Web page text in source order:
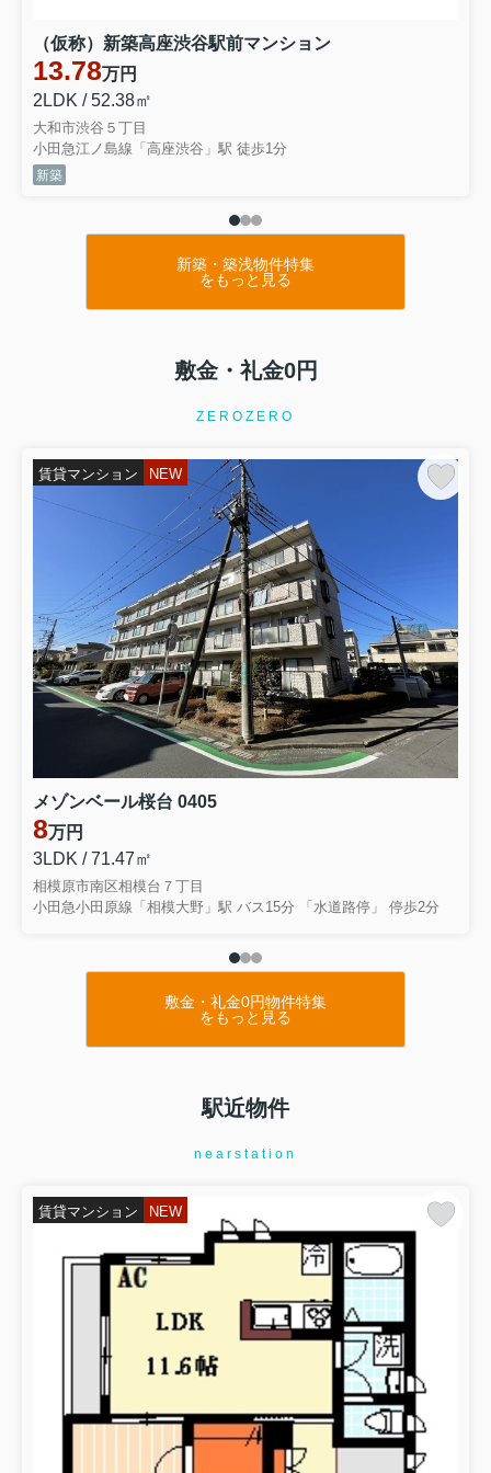
（仮称）新築高座渋谷駅前マンション
13.78万円
2LDK / 52.38㎡
大和市渋谷５丁目
小田急江ノ島線「高座渋谷」駅 徒歩1分
新築
新築・築浅物件特集
をもっと見る
敷金・礼金0円
ZEROZERO
賃貸マンション NEW
メゾンベール桜台 0405
8万円
3LDK / 71.47㎡
相模原市南区相模台７丁目
小田急小田原線「相模大野」駅 バス15分 「水道路停」 停歩2分
敷金・礼金0円物件特集
をもっと見る
駅近物件
nearstation
賃貸マンション NEW